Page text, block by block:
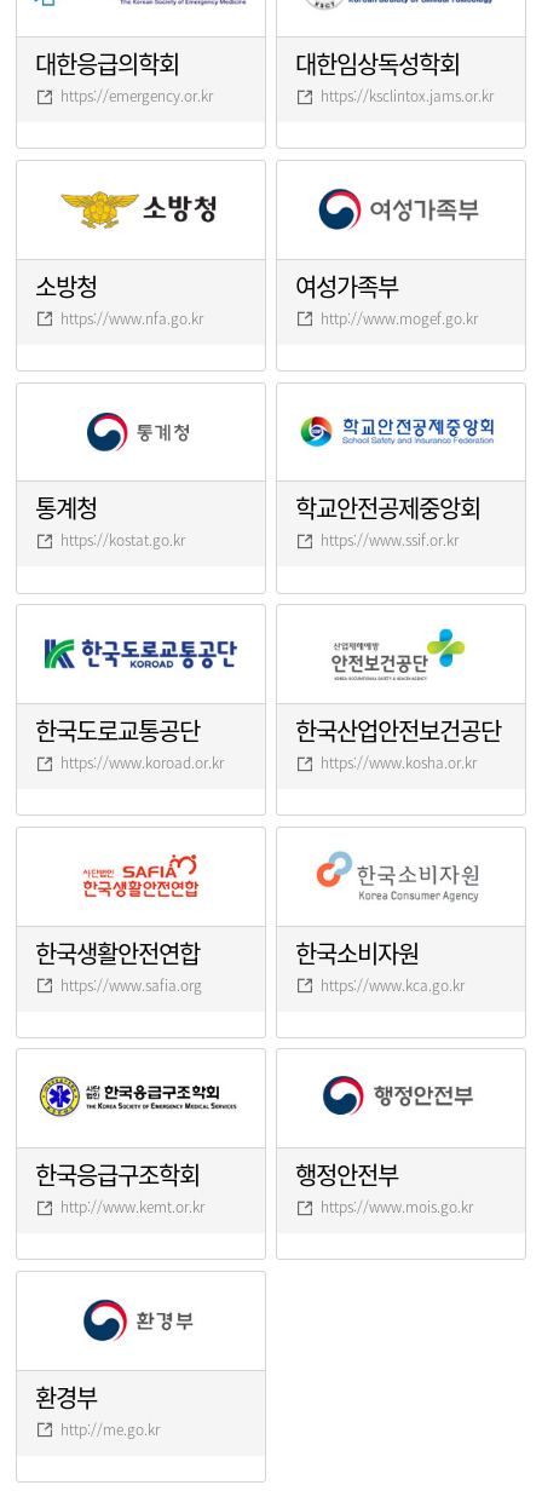
대한응급의학회
https://emergency.or.kr
대한임상독성학회
https://ksclintox.jams.or.kr
소방청
https://www.nfa.go.kr
여성가족부
http://www.mogef.go.kr
통계청
https://kostat.go.kr
학교안전공제중앙회
https://www.ssif.or.kr
한국도로교통공단
https://www.koroad.or.kr
한국산업안전보건공단
https://www.kosha.or.kr
한국생활안전연합
https://www.safia.org
한국소비자원
https://www.kca.go.kr
한국응급구조학회
http://www.kemt.or.kr
행정안전부
https://www.mois.go.kr
환경부
http://me.go.kr